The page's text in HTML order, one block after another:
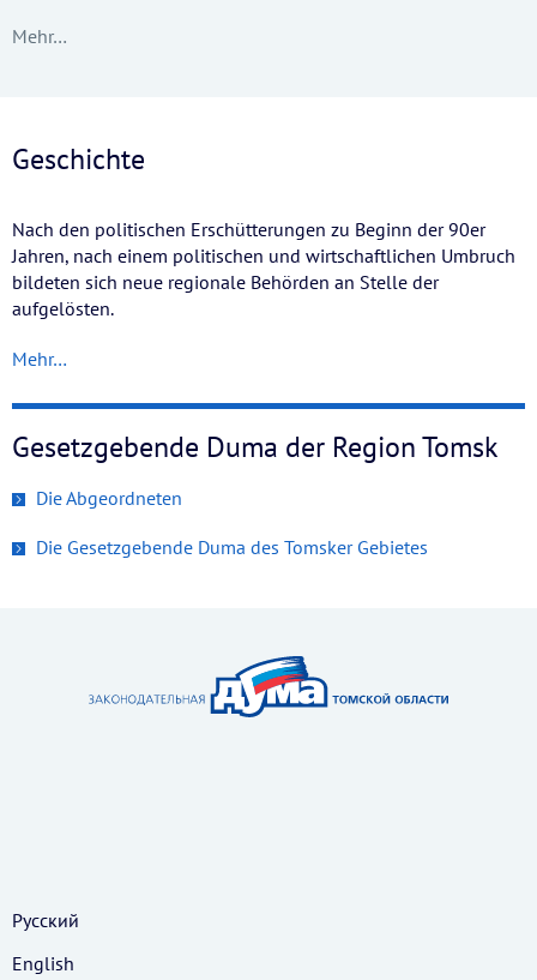
Mehr…
Geschichte
Nach den politischen Erschütterungen zu Beginn der 90er
Jahren, nach einem politischen und wirtschaftlichen Umbruch
bildeten sich neue regionale Behörden an Stelle der
aufgelösten.
Mehr…
Gesetzgebende Duma der Region Tomsk
Die Abgeordneten
Die Gesetzgebende Duma des Tomsker Gebietes
Русский
English